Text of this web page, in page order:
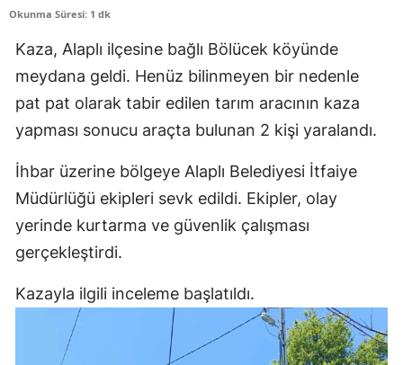
Okunma Süresi: 1 dk
Kaza, Alaplı ilçesine bağlı Bölücek köyünde
meydana geldi. Henüz bilinmeyen bir nedenle
pat pat olarak tabir edilen tarım aracının kaza
yapması sonucu araçta bulunan 2 kişi yaralandı.
İhbar üzerine bölgeye Alaplı Belediyesi İtfaiye
Müdürlüğü ekipleri sevk edildi. Ekipler, olay
yerinde kurtarma ve güvenlik çalışması
gerçekleştirdi.
Kazayla ilgili inceleme başlatıldı.